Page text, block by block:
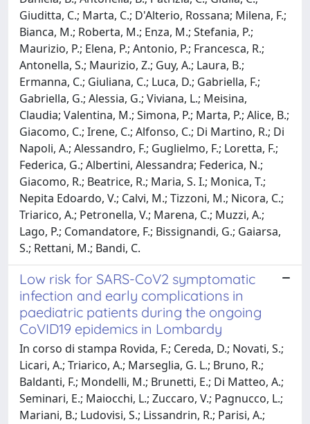
Giuditta, C.; Marta, C.; D'Alterio, Rossana; Milena, F.;
Bianca, M.; Roberta, M.; Enza, M.; Stefania, P.;
Maurizio, P.; Elena, P.; Antonio, P.; Francesca, R.;
Antonella, S.; Maurizio, Z.; Guy, A.; Laura, B.;
Ermanna, C.; Giuliana, C.; Luca, D.; Gabriella, F.;
Gabriella, G.; Alessia, G.; Viviana, L.; Meisina,
Claudia; Valentina, M.; Simona, P.; Marta, P.; Alice, B.;
Giacomo, C.; Irene, C.; Alfonso, C.; Di Martino, R.; Di
Napoli, A.; Alessandro, F.; Guglielmo, F.; Loretta, F.;
Federica, G.; Albertini, Alessandra; Federica, N.;
Giacomo, R.; Beatrice, R.; Maria, S. I.; Monica, T.;
Nepita Edoardo, V.; Calvi, M.; Tizzoni, M.; Nicora, C.;
Triarico, A.; Petronella, V.; Marena, C.; Muzzi, A.;
Lago, P.; Comandatore, F.; Bissignandi, G.; Gaiarsa,
S.; Rettani, M.; Bandi, C.
Low risk for SARS-CoV2 symptomatic
infection and early complications in
paediatric patients during the ongoing
CoVID19 epidemics in Lombardy
In corso di stampa Rovida, F.; Cereda, D.; Novati, S.;
Licari, A.; Triarico, A.; Marseglia, G. L.; Bruno, R.;
Baldanti, F.; Mondelli, M.; Brunetti, E.; Di Matteo, A.;
Seminari, E.; Maiocchi, L.; Zuccaro, V.; Pagnucco, L.;
Mariani, B.; Ludovisi, S.; Lissandrin, R.; Parisi, A.;